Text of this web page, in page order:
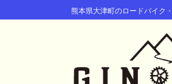
ン
ビ
熊本県大津町のロードバイク